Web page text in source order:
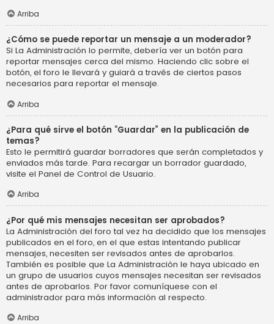
Arriba
¿Cómo se puede reportar un mensaje a un moderador?
Si La Administración lo permite, debería ver un botón para
reportar mensajes cerca del mismo. Haciendo clic sobre el
botón, el foro le llevará y guiará a través de ciertos pasos
necesarios para reportar el mensaje.
Arriba
¿Para qué sirve el botón “Guardar” en la publicación de
temas?
Esto le permitirá guardar borradores que serán completados y
enviados más tarde. Para recargar un borrador guardado,
visite el Panel de Control de Usuario.
Arriba
¿Por qué mis mensajes necesitan ser aprobados?
La Administración del foro tal vez ha decidido que los mensajes
publicados en el foro, en el que estas intentando publicar
mensajes, necesiten ser revisados antes de aprobarlos.
También es posible que La Administración le haya ubicado en
un grupo de usuarios cuyos mensajes necesitan ser revisados
antes de aprobarlos. Por favor comuníquese con el
administrador para más información al respecto.
Arriba